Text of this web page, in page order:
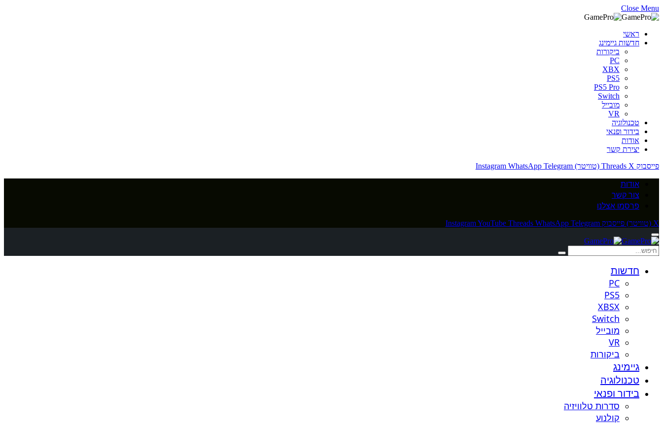
Close Menu
ראשי
חדשות גיימינג
ביקורות
PC
XBX
PS5
PS5 Pro
Switch
מובייל
VR
טכנולוגיה
בידור ופנאי
אודות
יצירת קשר
פייסבוק
Threads X (טוויטר) Instagram WhatsApp Telegram
אודות
צור קשר
פרסמו אצלנו
X (טוויטר) פייסבוק InstagramYouTube Threads WhatsApp Telegram
חדשות
PC
PS5
XBSX
Switch
מובייל
VR
ביקורות
גיימינג
טכנולוגיה
בידור ופנאי
סדרות טלוויזיה
קולנוע